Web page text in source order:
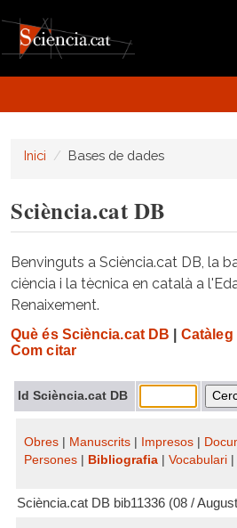
Inici Bases de dades
Sciència.cat DB
Benvinguts a Sciència.cat DB, la
ciència i la tècnica en català a
Renaixement.
Què és Sciència.cat DB
Com citar
Id Sciència.cat DB
Obres Manuscrits Impresos
Persones
Bibliografia Vocabulari
Sciència.cat DB bib11336 (08 /